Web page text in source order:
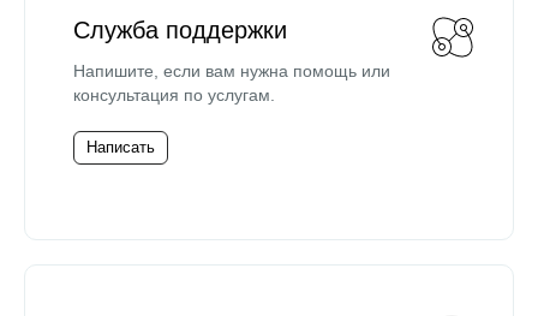
Служба поддержки
Напишите, если вам нужна помощь или
консультация по услугам.
Написать